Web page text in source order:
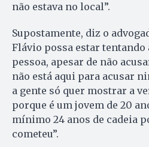
não estava no local”.
Supostamente, diz o
Flávio possa estar
pessoa, apesar de não
não está aqui para acusar
a gente só quer mostrar a
porque é um jovem de 20
mínimo 24 anos de cadeia
cometeu”.